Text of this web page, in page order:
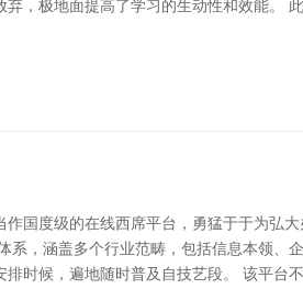
，极地面提高了学习的生动性和效能。
国度级的在线西席平台，勇猛于于为弘
，涵盖多个行业范畴，包括信息本领、
时候，遍地随时普及自技艺段。 该平台